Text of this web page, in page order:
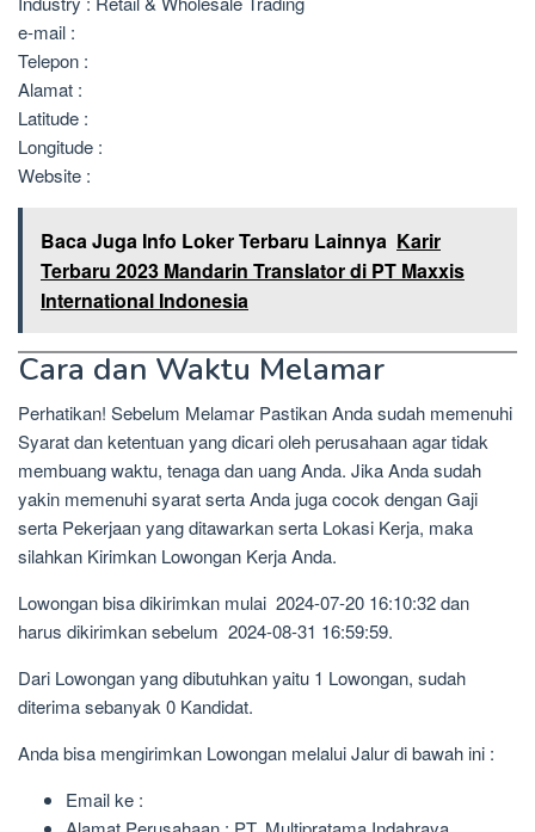
e-mail :
Telepon :
Alamat :
Latitude :
Longitude :
Website :
Baca Juga Info Loker Terbaru Lainnya Karir
Terbaru 2023 Mandarin Translator di PT Maxxis
International Indonesia
Cara dan Waktu Melamar
Perhatikan! Sebelum Melamar Pastikan Anda sudah memenuhi
Syarat dan ketentuan yang dicari oleh perusahaan agar tidak
membuang waktu, tenaga dan uang Anda. Jika Anda sudah
yakin memenuhi syarat serta Anda juga cocok dengan Gaji
serta Pekerjaan yang ditawarkan serta Lokasi Kerja, maka
silahkan Kirimkan Lowongan Kerja Anda.
Lowongan bisa dikirimkan mulai 2024-07-20 16:10:32 dan
harus dikirimkan sebelum 2024-08-31 16:59:59.
Dari Lowongan yang dibutuhkan yaitu 1 Lowongan, sudah
diterima sebanyak 0 Kandidat.
Anda bisa mengirimkan Lowongan melalui Jalur di bawah ini :
Email ke :